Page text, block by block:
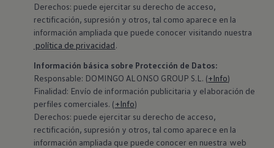
Cargador ID.
Instalación Punto de Carga Coche Eléctrico en
Tecnología y desarrollo
Reutilización de las baterias
El sonido del ID.
Plan Auto+ en Canarias
Mundo Volkswagen
Volkswagen Canarias
Digital Showroom
Club Fidelización
Sala de Prensa
Patrocinios
Blog
Derechos: puede ejercitar su derecho de acceso,
rectificación, supresión y otros, tal como aparece en la
información ampliada que puede conocer visitando nuestra
política de privacidad.
Información básica sobre Protección de Datos:
‍Responsable: DOMINGO ALONSO GROUP S.L. (+Info)
Finalidad: Envío de información publicitaria y elaboración de
perfiles comerciales. (+Info)
Derechos: puede ejercitar su derecho de acceso,
rectificación, supresión y otros, tal como aparece en la
información ampliada que puede conocer en nuestra web